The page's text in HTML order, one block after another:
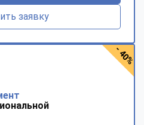
заявку
- 40%